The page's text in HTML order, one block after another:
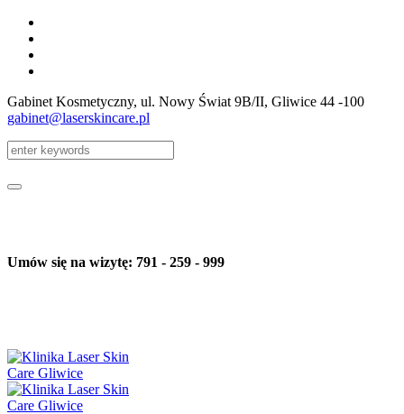
Gabinet Kosmetyczny, ul. Nowy Świat 9B/II, Gliwice 44 -100
gabinet@laserskincare.pl
Umów się na wizytę: 791 - 259 - 999